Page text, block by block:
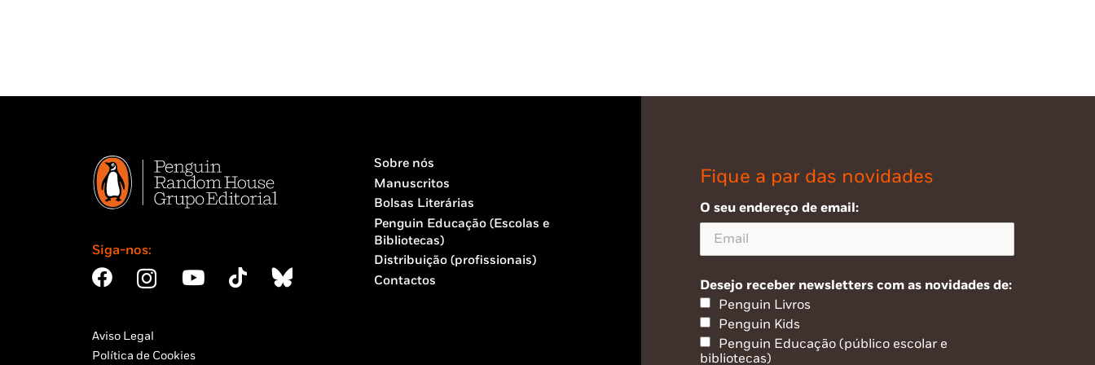
Siga-nos:
Aviso Legal
Política de Cookies
Sobre nós
Manuscritos
Bolsas Literárias
Penguin Educação (Escolas e
Bibliotecas)
Distribuição (profissionais)
Contactos
Fique a par das novidades
O seu endereço de email:
Desejo receber newsletters com as novidades de:
Penguin Livros
Penguin Kids
Penguin Educação (público escolar e
bibliotecas)